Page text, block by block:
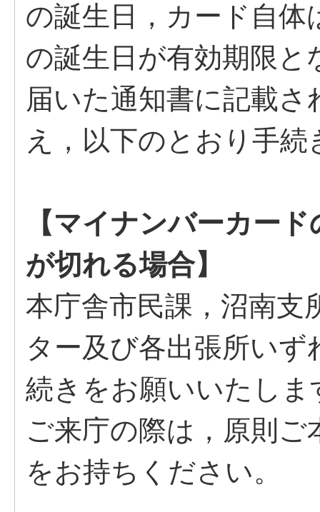
の誕生日，カード自体
の誕生日が有効期限と
届いた通知書に記載
え，以下のとおり手
【マイナンバーカー
が切れる場合】
本庁舎市民課，沼南支
ター及び各出張所い
続きをお願いいたしま
ご来庁の際は，原則
をお持ちください。